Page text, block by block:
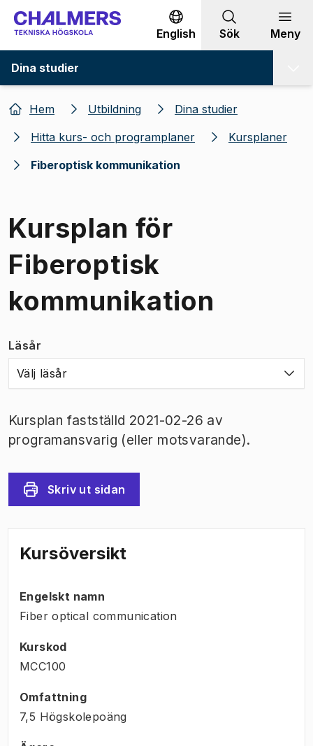
Gå till innehållet
English Sök Meny
Dina studier
Hem Utbildning
Dina studier
Hitta kurs- och programplaner
Kursplaner
Fiberoptisk kommunikation
Kursplan för
Fiberoptisk
kommunikation
Läsår
Välj läsår
Kursplan fastställd 2021-02-26 av
programansvarig (eller motsvarande).
Skriv ut sidan
Kursöversikt
Engelskt namn
Fiber optical communication
Kurskod
MCC100
Omfattning
7,5 Högskolepoäng